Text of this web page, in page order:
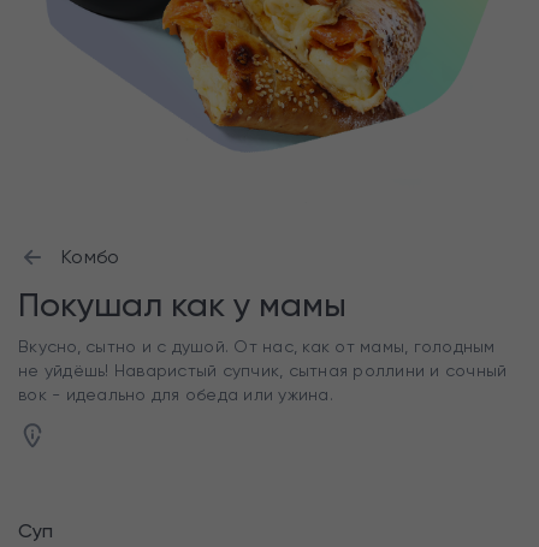
Комбо
Покушал как у мамы
Вкусно, сытно и с душой. От нас, как от мамы, голодным
не уйдёшь! Наваристый супчик, сытная роллини и сочный
вок - идеально для обеда или ужина.
Суп